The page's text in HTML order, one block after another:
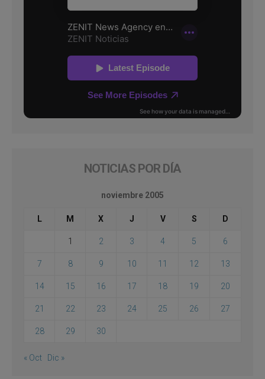
NOTICIAS POR DÍA
noviembre 2005
L M X J V S D
1 2 3 4 5 6
7 8 9 10 11 12 13
14 15 16 17 18 19 20
21 22 23 24 25 26 27
28 29 30
« Oct Dic »